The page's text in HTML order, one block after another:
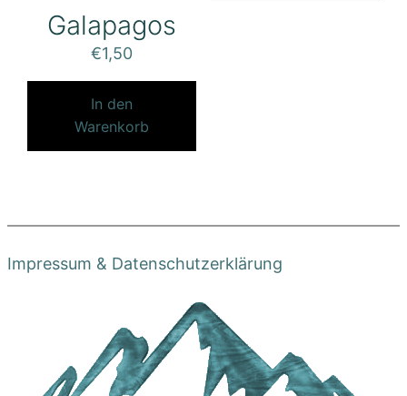
Galapagos
€1,50
In den
Warenkorb
Impressum & Datenschutzerklärung